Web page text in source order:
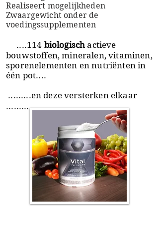
Realiseert mogelijkheden
Zwaargewicht onder de
voedingssupplementen
....114 biologischactieve
bouwstoffen, mineralen, vitaminen,
sporenelementen en nutriënten in
één pot....
.........en deze versterken elkaar
.........